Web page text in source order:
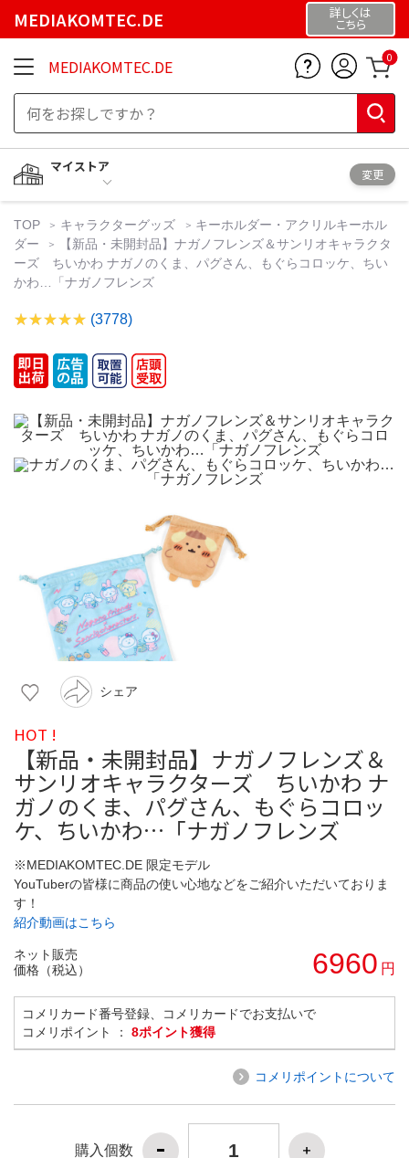
MEDIAKOMTEC.DE 詳しくは
こちら
MEDIAKOMTEC.DE 0
マイストア
変更
TOP キャラクターグッズ
キーホルダー・アクリルキーホル
ダー
【新品・未開封品】ナガノフレンズ＆サンリオキャラクタ
ーズ ちいかわ ナガノのくま、パグさん、もぐらコロッケ、ちい
かわ…「ナガノフレンズ
(3778)
シェア
HOT !
【新品・未開封品】ナガノフレンズ＆
サンリオキャラクターズ ちいかわ ナ
ガノのくま、パグさん、もぐらコロッ
ケ、ちいかわ…「ナガノフレンズ
※MEDIAKOMTEC.DE 限定モデル
YouTuberの皆様に商品の使い心地などをご紹介いただいておりま
す！
紹介動画はこちら
ネット販売
価格（税込）
6960 円
コメリカード番号登録、コメリカードでお支払いで
コメリポイント ： 8ポイント獲得
コメリポイントについて
購入個数